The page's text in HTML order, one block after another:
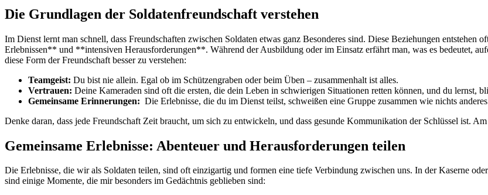
Die Grundlagen der ⁣Soldatenfreundschaft ⁣verstehen
Im Dienst lernt man schnell, dass Freundschaften zwischen Soldaten etwas ganz ⁢Besonderes sind. Diese Beziehungen entstehen
⁢Erlebnissen** und **intensiven Herausforderungen**. ​Während der Ausbildung ⁣oder im Einsatz ⁤erfährt‍ man, was es ‌bedeutet,
diese ‍Form der ⁣Freundschaft ​besser zu verstehen:
Teamgeist: Du bist nie ‍allein.‌ Egal‌ ob im‍ Schützengraben⁤ oder beim Üben – zusammenhalt ist ​alles.
Vertrauen: Deine Kameraden sind oft die ersten, ‍die dein ⁢Leben in schwierigen ⁤Situationen retten können, und du lernst,‌
Gemeinsame Erinnerungen:
Die Erlebnisse, die du im‍ Dienst⁣ teilst, schweißen eine Gruppe zusammen wie‌ nichts
Denke daran, dass jede Freundschaft‌ Zeit‌ braucht, um sich zu entwickeln, und dass‌ gesunde‍ Kommunikation der Schlüssel ist.
Gemeinsame Erlebnisse: Abenteuer und Herausforderungen teilen
Die Erlebnisse, die wir als Soldaten teilen, sind ‌oft einzigartig⁤ und ‌formen eine tiefe Verbindung ⁣zwischen uns. In der Kaserne
sind ⁢einige Momente, ⁢die mir besonders im Gedächtnis geblieben sind: